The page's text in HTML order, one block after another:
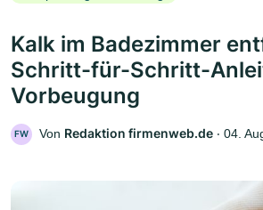
Kalk im Badezimmer
Schritt-für-Schritt-
Vorbeugung
FW Von Redaktion firmenweb.de ‧ 04.